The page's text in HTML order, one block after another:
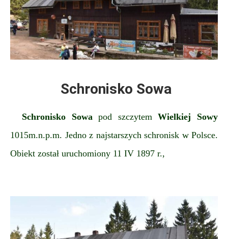
Schronisko Sowa
Schronisko Sowa pod szczytemWielkiej Sowy
1015m.n.p.m. Jedno z najstarszych schronisk w Polsce.
Obiekt został uruchomiony 11 IV 1897 r.,